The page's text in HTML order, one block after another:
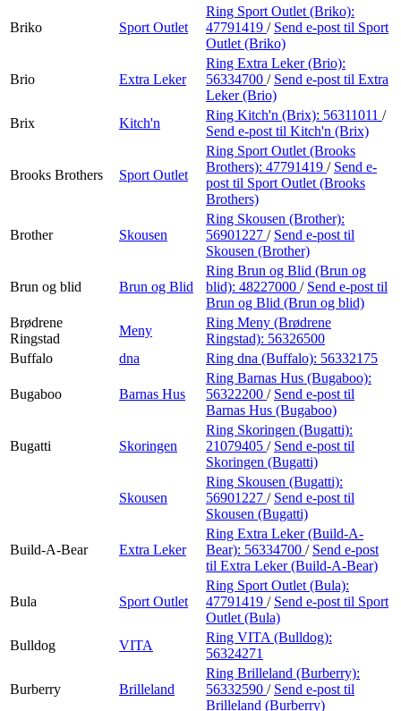
Briko Sport Outlet
Ring Sport Outlet (Briko):
47791419 / Send e-post til Sport
Outlet (Briko)
Brio Extra Leker
Ring Extra Leker (Brio):
56334700 / Send e-post til Extra
Leker (Brio)
Brix
Kitch'n
Ring Kitch'n (Brix): 56311011 /
Send e-post til Kitch'n (Brix)
Brooks Brothers Sport Outlet
Ring Sport Outlet (Brooks
Brothers): 47791419 / Send e-
post til Sport Outlet (Brooks
Brothers)
Brother Skousen
Ring Skousen (Brother):
56901227 / Send e-post til
Skousen (Brother)
Brun og blid Brun og Blid
Ring Brun og Blid (Brun og
blid): 48227000 / Send e-post til
Brun og Blid (Brun og blid)
Brødrene
Ringstad
Meny
Ring Meny (Brødrene
Ringstad): 56326500
Buffalo
dna Ring dna (Buffalo): 56332175
Bugaboo Barnas Hus
Ring Barnas Hus (Bugaboo):
56322200 / Send e-post til
Barnas Hus (Bugaboo)
Bugatti Skoringen
Ring Skoringen (Bugatti):
21079405 / Send e-post til
Skoringen (Bugatti)
Skousen
Ring Skousen (Bugatti):
56901227 / Send e-post til
Skousen (Bugatti)
Build-A-Bear Extra Leker
Ring Extra Leker (Build-A-
Bear): 56334700 / Send e-post
til Extra Leker (Build-A-Bear)
Bula Sport Outlet
Ring Sport Outlet (Bula):
47791419 / Send e-post til Sport
Outlet (Bula)
Bulldog
VITA
Ring VITA (Bulldog):
56324271
Burberry Brilleland
Ring Brilleland (Burberry):
56332590 / Send e-post til
Brilleland (Burberry)